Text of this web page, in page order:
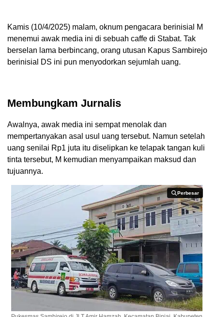
Kamis (10/4/2025) malam, oknum pengacara berinisial M
menemui awak media ini di sebuah caffe di Stabat. Tak
berselan lama berbincang, orang utusan Kapus Sambirejo
berinisial DS ini pun menyodorkan sejumlah uang.
Membungkam Jurnalis
Awalnya, awak media ini sempat menolak dan
mempertanyakan asal usul uang tersebut. Namun setelah
uang senilai Rp1 juta itu diselipkan ke telapak tangan kuli
tinta tersebut, M kemudian menyampaikan maksud dan
tujuannya.
Perbesar
Perbesar